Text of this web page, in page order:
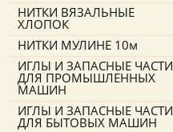
НИТКИ ВЯЗАЛЬНЫЕ
ХЛОПОК
НИТКИ МУЛИНЕ 10м
ИГЛЫ И ЗАПАСНЫЕ ЧАСТИ
ДЛЯ ПРОМЫШЛЕННЫХ
МАШИН
ИГЛЫ И ЗАПАСНЫЕ ЧАСТИ
ДЛЯ БЫТОВЫХ МАШИН